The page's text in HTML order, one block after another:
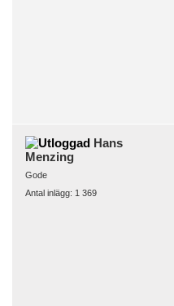
Hans
Menzing
Gode
Antal inlägg: 1 369